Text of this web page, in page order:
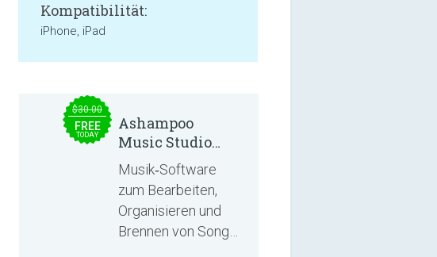
Kompatibilität:
iPhone, iPad
$30.00
FREE
TODAY
Ashampoo
Music Studio
2025
Musik‑Software
zum Bearbeiten,
Organisieren und
Brennen von Songs